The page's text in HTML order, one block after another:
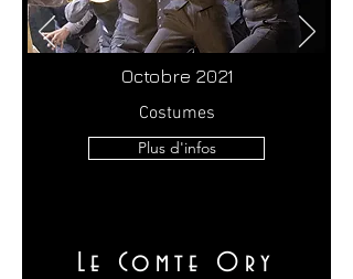
Octobre 2021
Costumes
Plus d'infos
Le Comte Ory